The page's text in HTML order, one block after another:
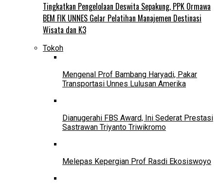
Tingkatkan Pengelolaan Deswita Sepakung, PPK Ormawa
BEM FIK UNNES Gelar Pelatihan Manajemen Destinasi
Wisata dan K3
Tokoh
Mengenal Prof Bambang Haryadi, Pakar
Transportasi Unnes Lulusan Amerika
Dianugerahi FBS Award, Ini Sederat Prestasi
Sastrawan Triyanto Triwikromo
Melepas Kepergian Prof Rasdi Ekosiswoyo